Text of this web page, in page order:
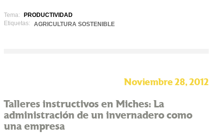
Tema:
PRODUCTIVIDAD
Etiquetas:
AGRICULTURA SOSTENIBLE
Noviembre 28, 2012
Talleres instructivos en Miches: La
administración de un invernadero como
una empresa